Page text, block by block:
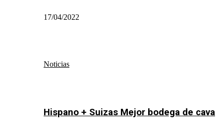
17/04/2022
Noticias
Hispano + Suizas Mejor bodega de cava